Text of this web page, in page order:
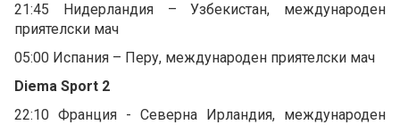
21:45 Нидерландия – Узбекистан, международен
приятелски мач
05:00 Испания – Перу, международен приятелски мач
Diema Sport 2
22:10 Франция - Северна Ирландия, международен